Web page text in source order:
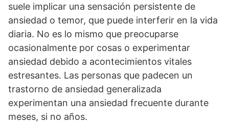
suele implicar una sensación persistente de
ansiedad o temor, que puede interferir en la vida
diaria. No es lo mismo que preocuparse
ocasionalmente por cosas o experimentar
ansiedad debido a acontecimientos vitales
estresantes. Las personas que padecen un
trastorno de ansiedad generalizada
experimentan una ansiedad frecuente durante
meses, si no años.